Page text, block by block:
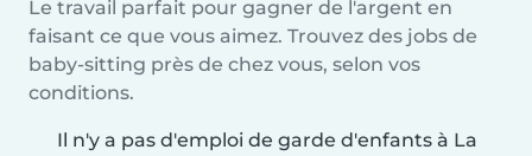
Le travail parfait pour gagner de l'argent en
faisant ce que vous aimez. Trouvez des jobs de
baby-sitting près de chez vous, selon vos
conditions.
Il n'y a pas d'emploi de garde d'enfants à La